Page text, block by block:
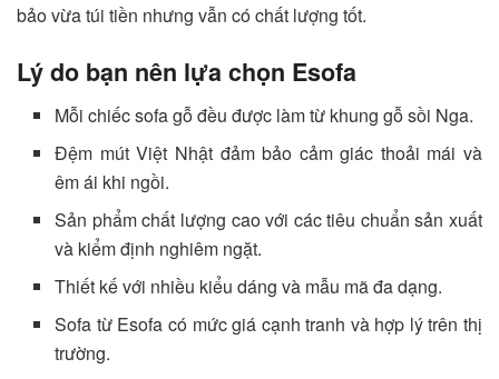
bảo vừa túi tiền nhưng vẫn có chất lượng tốt.
Lý do bạn nên lựa chọn Esofa
Mỗi chiếc sofa gỗ đều được làm từ khung gỗ sồi Nga.
Đệm mút Việt Nhật đảm bảo cảm giác thoải mái và
êm ái khi ngồi.
Sản phẩm chất lượng cao với các tiêu chuẩn sản xuất
và kiểm định nghiêm ngặt.
Thiết kế với nhiều kiểu dáng và mẫu mã đa dạng.
Sofa từ Esofa có mức giá cạnh tranh và hợp lý trên thị
trường.